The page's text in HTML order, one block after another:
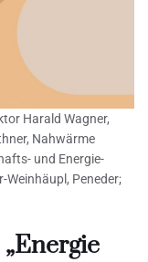
Harald Wagner,
Nahwärme
und Energie-
Weinhäupl, Peneder;